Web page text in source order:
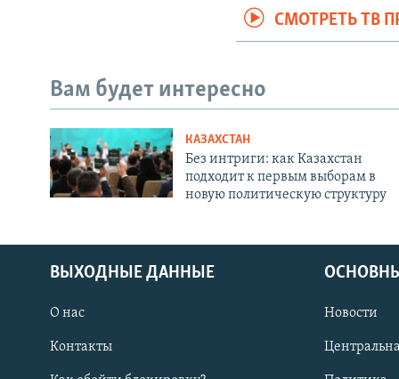
СМОТРЕТЬ ТВ
Вам будет интересно
КАЗАХСТАН
Без интриги: как Казахстан
подходит к первым выборам в
новую политическую структуру
ВЫХОДНЫЕ ДАННЫЕ
О нас
Контакты
Новости